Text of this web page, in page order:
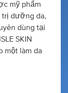
mỹ phẩm
trị dưỡng da,
dùng tại
SKIN
một làm da